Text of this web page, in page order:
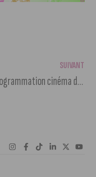
SUIVANT
La programmation cinéma du 8 au 14 décembre 2021